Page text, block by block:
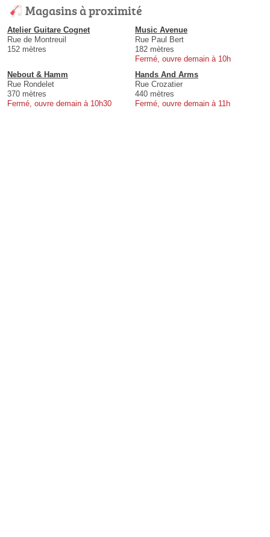
Magasins à proximité
Atelier Guitare Cognet
Rue de Montreuil
152 mètres
Music Avenue
Rue Paul Bert
182 mètres
Fermé, ouvre demain à 10h
Nebout & Hamm
Rue Rondelet
370 mètres
Fermé, ouvre demain à 10h30
Hands And Arms
Rue Crozatier
440 mètres
Fermé, ouvre demain à 11h